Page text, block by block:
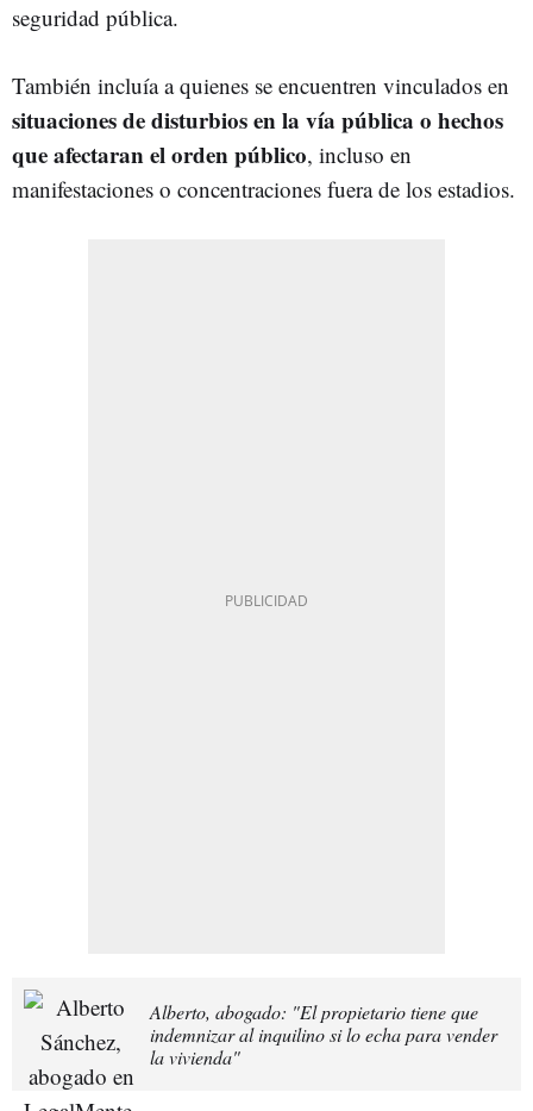
seguridad pública.
También incluía a quienes se encuentren vinculados en
situaciones de disturbios en la vía pública o hechos
que afectaran el orden público, incluso en
manifestaciones o concentraciones fuera de los estadios.
Alberto, abogado: "El propietario tiene que
indemnizar al inquilino si lo echa para vender
la vivienda"